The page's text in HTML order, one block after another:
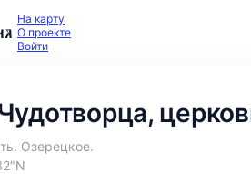
На карту
О проекте
Войти
Озерецкое.